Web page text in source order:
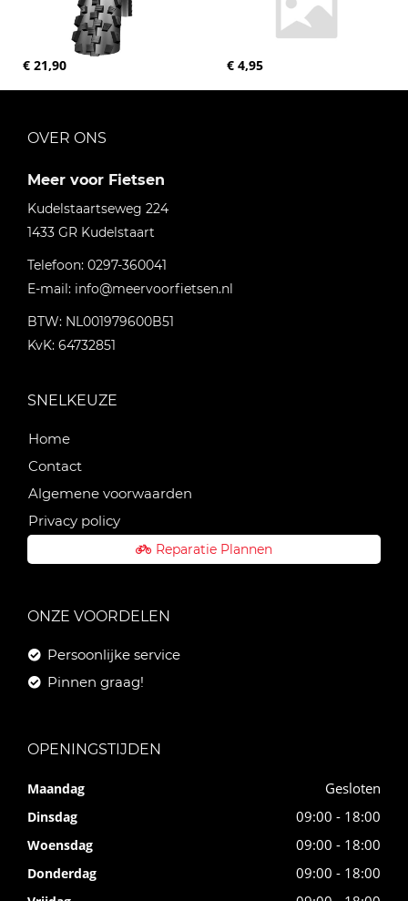
€ 21,90 € 4,95
OVER ONS
Meer voor Fietsen
Kudelstaartseweg 224
1433 GR Kudelstaart
Telefoon: 0297-360041
E-mail: info@meervoorfietsen.nl
BTW: NL001979600B51
KvK: 64732851
SNELKEUZE
Home
Contact
Algemene voorwaarden
Privacy policy
Reparatie Plannen
ONZE VOORDELEN
Persoonlijke service
Pinnen graag!
OPENINGSTIJDEN
Maandag Gesloten
Dinsdag 09:00 - 18:00
Woensdag 09:00 - 18:00
Donderdag 09:00 - 18:00